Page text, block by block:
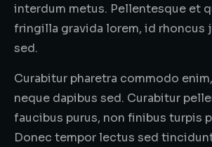
interdum metus. Pellentesque et
fringilla gravida lorem, id rhoncus
sed.
Curabitur pharetra commodo
neque dapibus sed. Curabitur
faucibus purus, non finibus turpis
Donec tempor lectus sed